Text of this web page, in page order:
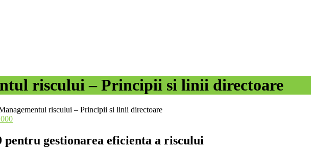
riscului – Principii si linii directoare
riscului – Principii si linii directoare
pentru gestionarea eficienta a riscului